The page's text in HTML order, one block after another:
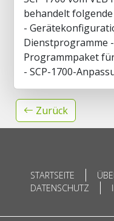
behandelt
-
Dienstprogramme
Programmpaket
- SCP-1700-
Zurück
STARTSEITE
DATENSCHUTZ